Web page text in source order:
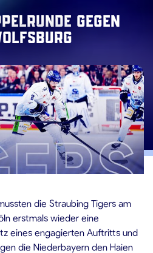
gegen
die Straubing Tigers am
erstmals wieder eine
eines engagierten Auftritts und
die Niederbayern den Haien